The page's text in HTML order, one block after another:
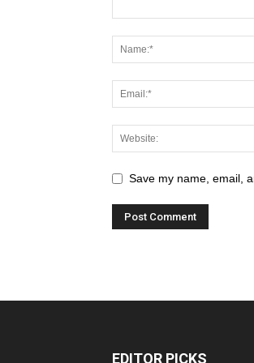
Save my name, email,
EDITOR PICKS